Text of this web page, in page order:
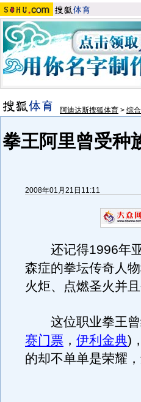
阿迪达斯搜狐体育 > 综
拳王阿里曾受种
2008年01月21日11:11
还记得1996年亚
森症的拳坛传奇人
火炬、点燃圣火并
这位职业拳王曾
赛门票 ， 伊利金典)
的却不单单是荣耀